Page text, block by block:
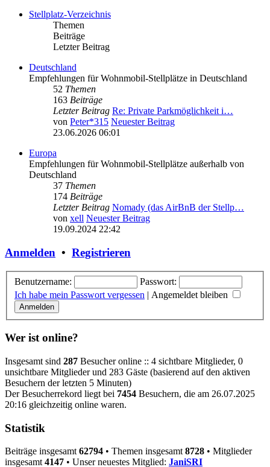
Stellplatz-Verzeichnis
Themen
Beiträge
Letzter Beitrag
Deutschland
Empfehlungen für Wohnmobil-Stellplätze in Deutschland
52 Themen
163 Beiträge
Letzter Beitrag Re: Private Parkmöglichkeit i…
von Peter*315 Neuester Beitrag
23.06.2026 06:01
Europa
Empfehlungen für Wohnmobil-Stellplätze außerhalb von
Deutschland
37 Themen
174 Beiträge
Letzter Beitrag Nomady (das AirBnB der Stellp…
von xell Neuester Beitrag
19.09.2024 22:42
Anmelden • Registrieren
Benutzername:
Passwort:
Ich habe mein Passwort vergessen | Angemeldet bleiben
Wer ist online?
Insgesamt sind 287 Besucher online :: 4 sichtbare Mitglieder, 0
unsichtbare Mitglieder und 283 Gäste (basierend auf den aktiven
Besuchern der letzten 5 Minuten)
Der Besucherrekord liegt bei 7454 Besuchern, die am 26.07.2025
20:16 gleichzeitig online waren.
Statistik
Beiträge insgesamt 62794 • Themen insgesamt 8728 • Mitglieder
insgesamt 4147 • Unser neuestes Mitglied: JaniSRI